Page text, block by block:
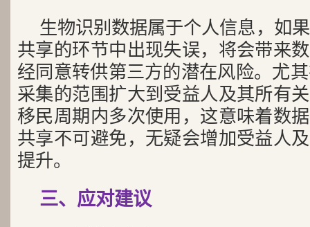
生物识别数据属于个人信息，如
共享的环节中出现失误，将会带来
经同意转供第三方的潜在风险。尤
采集的范围扩大到受益人及其所有
移民周期内多次使用，这意味着数
共享不可避免，无疑会增加受益人
提升。
三、应对建议